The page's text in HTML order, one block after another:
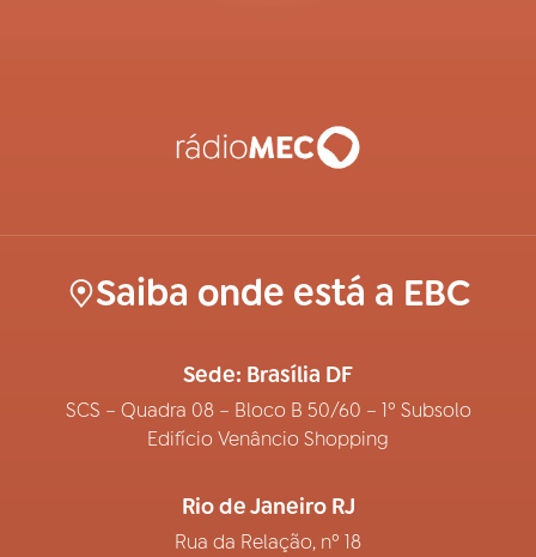
Saiba onde está a EBC
Sede: Brasília DF
SCS – Quadra 08 – Bloco B 50/60 – 1º Subsolo
Edifício Venâncio Shopping
Rio de Janeiro RJ
Rua da Relação, nº 18